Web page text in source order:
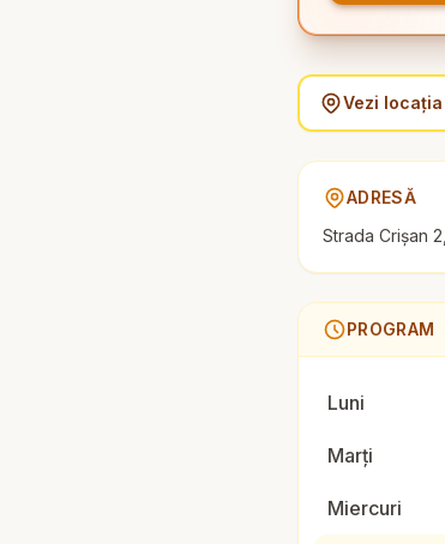
Vezi
ADRESĂ
Strada Crișan
PROGRAM
Luni
Marți
Miercuri